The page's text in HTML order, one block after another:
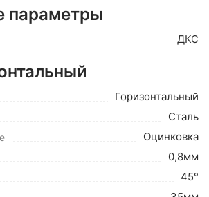
параметры
ДКС
Горизонтальный
Сталь
Оцинковка
0,8мм
45°